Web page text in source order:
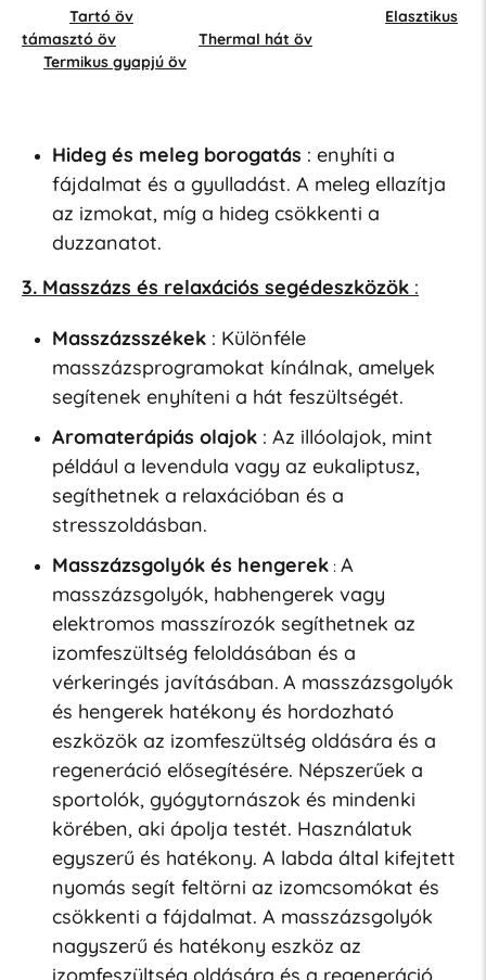
Tartó öv
Elasztikus
támasztó öv
Thermal hát öv
Termikus gyapjú öv
Hideg és meleg borogatás : enyhíti a
fájdalmat és a gyulladást. A meleg ellazítja
az izmokat, míg a hideg csökkenti a
duzzanatot.
3. Masszázs és relaxációs segédeszközök:
Masszázsszékek: Különféle
masszázsprogramokat kínálnak, amelyek
segítenek enyhíteni a hát feszültségét.
Aromaterápiás olajok: Az illóolajok, mint
például a levendula vagy az eukaliptusz,
segíthetnek a relaxációban és a
stresszoldásban.
Masszázsgolyók és hengerek: A
masszázsgolyók, habhengerek vagy
elektromos masszírozók segíthetnek az
izomfeszültség feloldásában és a
vérkeringés javításában. A masszázsgolyók
és hengerek hatékony és hordozható
eszközök az izomfeszültség oldására és a
regeneráció elősegítésére. Népszerűek a
sportolók, gyógytornászok és mindenki
körében, aki ápolja testét. Használatuk
egyszerű és hatékony. A labda által kifejtett
nyomás segít feltörni az izomcsomókat és
csökkenti a fájdalmat. A masszázsgolyók
nagyszerű és hatékony eszköz az